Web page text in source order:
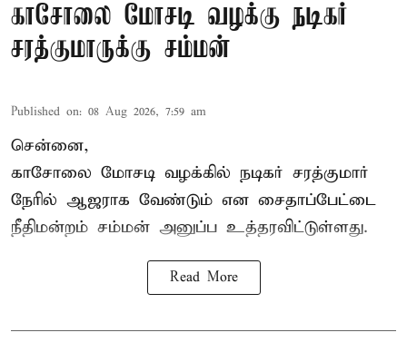
காசோலை மோசடி வழக்கு நடிகர்
சரத்குமாருக்கு சம்மன்
Published on: 08 Aug 2026, 7:59 am
சென்னை,
காசோலை மோசடி வழக்கில் நடிகர் சரத்குமார்
நேரில் ஆஜராக வேண்டும் என சைதாப்பேட்டை
நீதிமன்றம் சம்மன் அனுப்ப உத்தரவிட்டுள்ளது.
Read More